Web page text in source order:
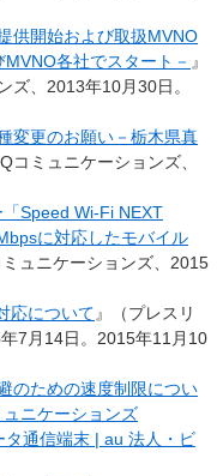
供開始および取扱MVNO
各社でスタート－ 』
ズ、2013年10月30日。
変更のお願い－栃木県真
コミュニケーションズ、
Speed Wi-Fi NEXT
に対応したモバイル
ュニケーションズ、2015
応について』（プレスリ
7月14日。 2015年11月10
のための速度制限につい
ニケーションズ
通信端末 | au 法人・ビ